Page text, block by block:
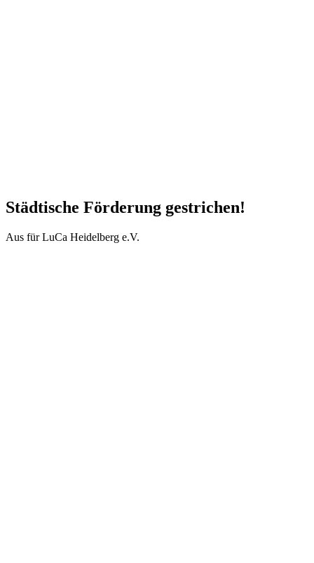
Städtische Förderung gestrichen!
Aus für LuCa Heidelberg e.V.